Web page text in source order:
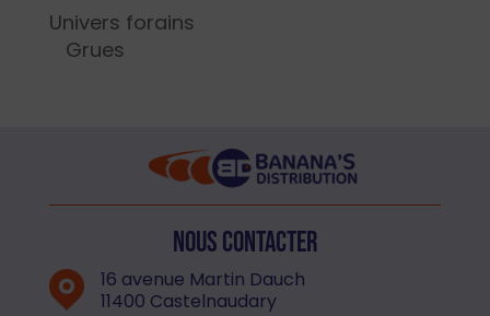
Univers forains
Grues
Nous contacter
16 avenue Martin Dauch
11400 Castelnaudary